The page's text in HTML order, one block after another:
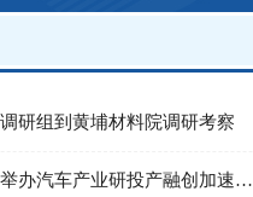
研组到黄埔材料院调研考察
黄埔材料院成功举办汽车产业研投产融创加速营活动